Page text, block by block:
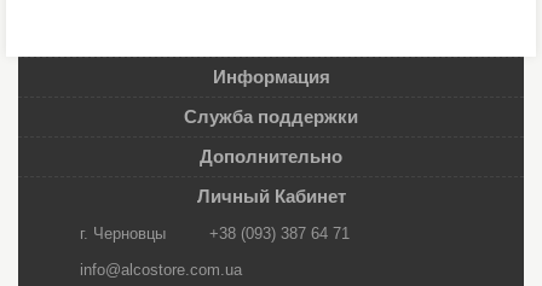
Информация
Служба поддержки
Дополнительно
Личный Кабинет
г. Черновцы
+38 (093) 387 64 71
info@alcostore.com.ua